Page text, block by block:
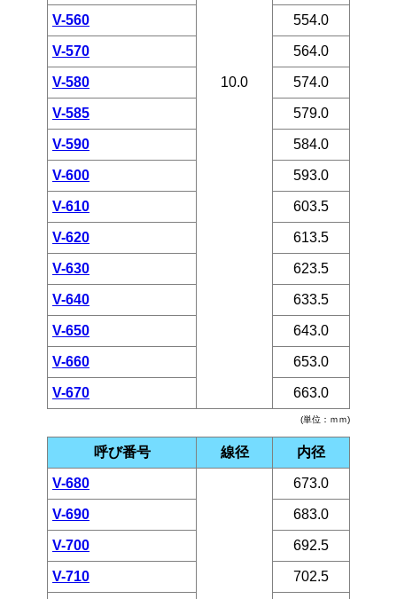
(単位：ｍｍ)
10.0
V-560 554.0
V-570 564.0
V-580 574.0
V-585 579.0
V-590 584.0
V-600 593.0
V-610 603.5
V-620 613.5
V-630 623.5
V-640 633.5
V-650 643.0
V-660 653.0
V-670 663.0
呼び番号 線径 内径
V-680 673.0
V-690 683.0
V-700 692.5
V-710 702.5